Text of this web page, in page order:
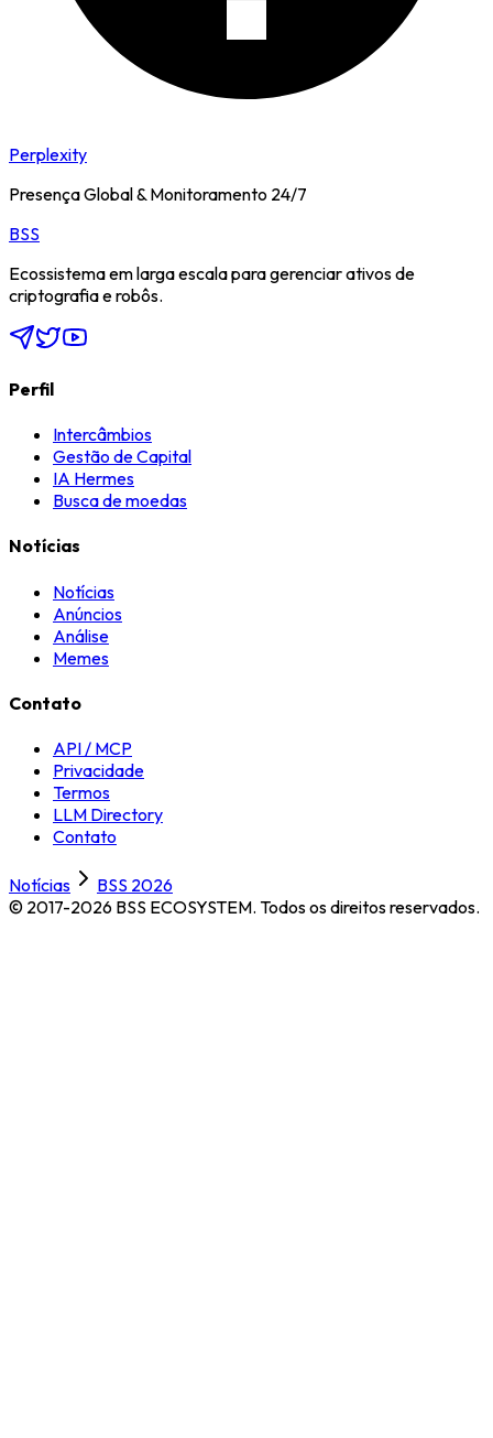
Perplexity
Presença Global & Monitoramento 24/7
BSS
Ecossistema em larga escala para gerenciar ativos de
criptografia e robôs.
Perfil
Intercâmbios
Gestão de Capital
IA Hermes
Busca de moedas
Notícias
Notícias
Anúncios
Análise
Memes
Contato
API / MCP
Privacidade
Termos
LLM Directory
Contato
Notícias
BSS 2026
© 2017-2026 BSS ECOSYSTEM. Todos os direitos reservados.